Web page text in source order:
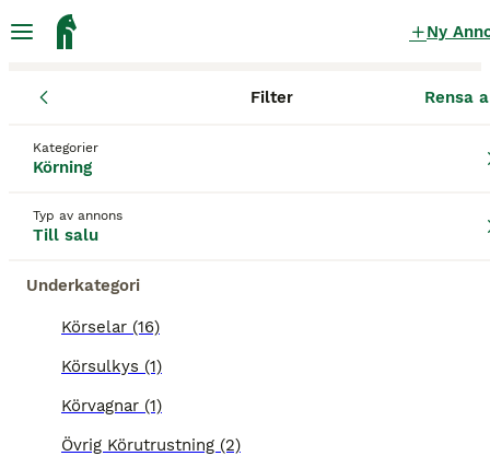
Ny
Filter Rensa
Kategorier
Körning
Typ av annons
Till salu
Underkategori
Körselar (16)
Körsulkys (1)
Körvagnar (1)
Övrig Körutrustning (2)
Loksele Körning till salu